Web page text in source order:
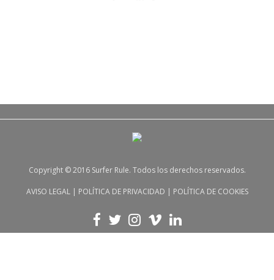
Copyright © 2016 Surfer Rule. Todos los derechos reservados.
AVISO LEGAL| POLÍTICA DE PRIVACIDAD | POLÍTICA DE COOKIES